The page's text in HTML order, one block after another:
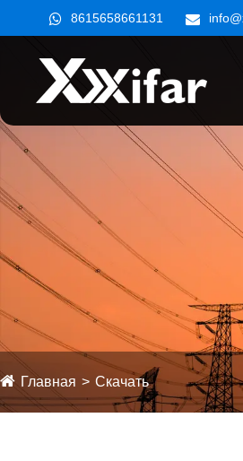
8615658661131
Главная Скачать